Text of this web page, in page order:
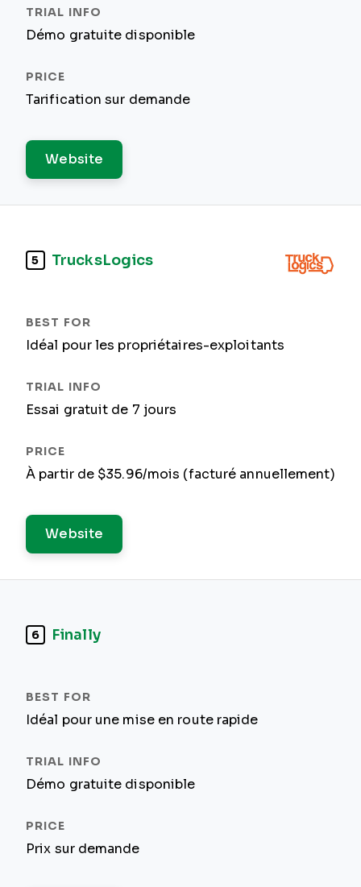
Démo gratuite disponible
Tarification sur demande
Website
5 TrucksLogics
Idéal pour les propriétaires-exploitants
Essai gratuit de 7 jours
À partir de $35.96/mois (facturé annuellement)
Website
6 Finally
Idéal pour une mise en route rapide
Démo gratuite disponible
Prix sur demande